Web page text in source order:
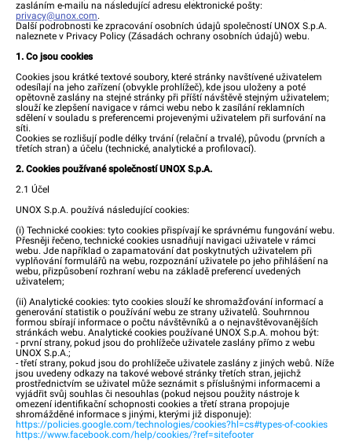
zasláním e-mailu na následující adresu elektronické pošty:
privacy@unox.com.
Další podrobnosti ke zpracování osobních údajů společností UNOX S.p.A.
naleznete v Privacy Policy (Zásadách ochrany osobních údajů) webu.
1. Co jsou cookies
Cookies jsou krátké textové soubory, které stránky navštívené uživatelem
odesílají na jeho zařízení (obvykle prohlížeč), kde jsou uloženy a poté
opětovně zaslány na stejné stránky při příští návštěvě stejným uživatelem;
slouží ke zlepšení navigace v rámci webu nebo k zasílání reklamních
sdělení v souladu s preferencemi projevenými uživatelem při surfování na
síti.
Cookies se rozlišují podle délky trvání (relační a trvalé), původu (prvních a
třetích stran) a účelu (technické, analytické a profilovací).
2. Cookies používané společností UNOX S.p.A.
2.1 Účel
UNOX S.p.A. používá následující cookies:
(i) Technické cookies: tyto cookies přispívají ke správnému fungování webu.
Přesněji řečeno, technické cookies usnadňují navigaci uživatele v rámci
webu. Jde například o zapamatování dat poskytnutých uživatelem při
vyplňování formulářů na webu, rozpoznání uživatele po jeho přihlášení na
webu, přizpůsobení rozhraní webu na základě preferencí uvedených
uživatelem;
(ii) Analytické cookies: tyto cookies slouží ke shromažďování informací a
generování statistik o používání webu ze strany uživatelů. Souhrnnou
formou sbírají informace o počtu návštěvníků a o nejnavštěvovanějších
stránkách webu. Analytické cookies používané UNOX S.p.A. mohou být:
- první strany, pokud jsou do prohlížeče uživatele zaslány přímo z webu
UNOX S.p.A.;
- třetí strany, pokud jsou do prohlížeče uživatele zaslány z jiných webů. Níže
jsou uvedeny odkazy na takové webové stránky třetích stran, jejichž
prostřednictvím se uživatel může seznámit s příslušnými informacemi a
vyjádřit svůj souhlas či nesouhlas (pokud nejsou použity nástroje k
omezení identifikační schopnosti cookies a třetí strana propojuje
shromážděné informace s jinými, kterými již disponuje):
https://policies.google.com/technologies/cookies?hl=cs#types-of-cookies
https://www.facebook.com/help/cookies/?ref=sitefooter